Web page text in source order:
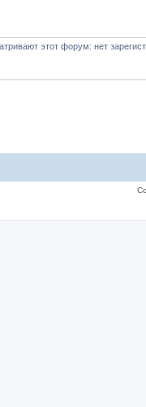
этот форум: нет